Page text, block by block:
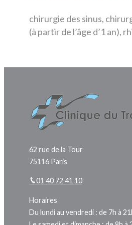
chirurgie des sinus,
(à partir de l’âge d’1 an),
62 rue de la Tour
75116 Paris
01 40 72 41 10
Horaires
Du lundi au vendredi : de 7h à